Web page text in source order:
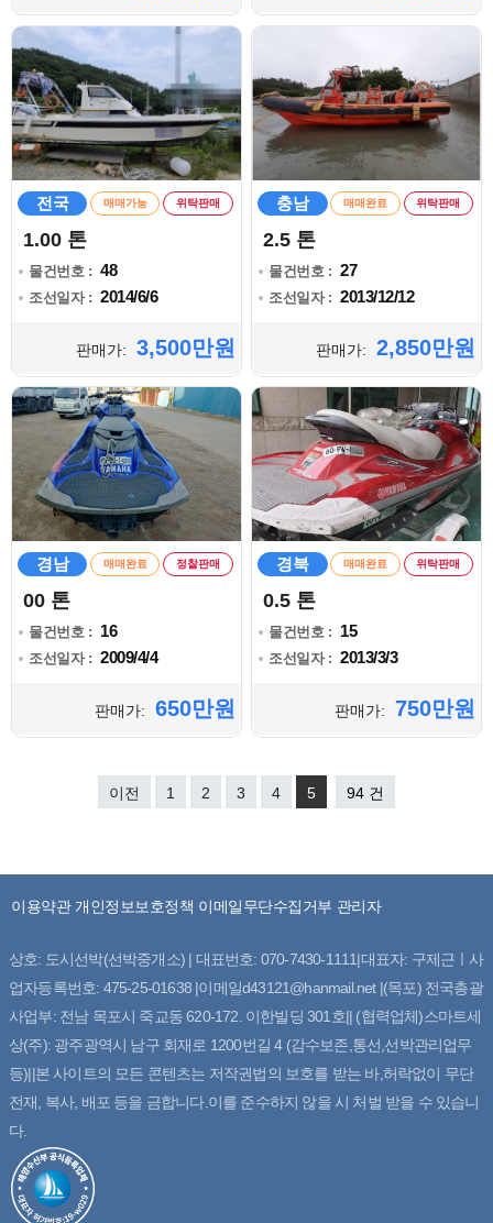
전국 매매가능 위탁판매
1.00 톤
물건번호 : 48
조선일자 : 2014/6/6
판매가: 3,500만원
충남 매매완료 위탁판매
2.5 톤
물건번호 : 27
조선일자 : 2013/12/12
판매가: 2,850만원
경남 매매완료 정찰판매
00 톤
물건번호 : 16
조선일자 : 2009/4/4
판매가: 650만원
경북 매매완료 위탁판매
0.5 톤
물건번호 : 15
조선일자 : 2013/3/3
판매가: 750만원
이전 1 2 3 4 5 94 건
이용약관 개인정보보호정책 이메일무단수집거부 관리자
상호: 도시선박(선박중개소) | 대표번호: 070-7430-1111|대표자: 구제근ㅣ사
업자등록번호: 475-25-01638 |이메일d43121@hanmail.net |(목포) 전국총괄
사업부: 전남 목포시 죽교동 620-172. 이한빌딩 301호|| (협력업체)스마트세
상(주): 광주광역시 남구 회재로 1200번길 4 (감수보존,통선,선박관리업무
등)||본 사이트의 모든 콘텐츠는 저작권법의 보호를 받는 바,허락없이 무단
전재, 복사, 배포 등을 금합니다.이를 준수하지 않을 시 처벌 받을 수 있습니
다.